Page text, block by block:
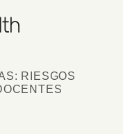
RIESGOS